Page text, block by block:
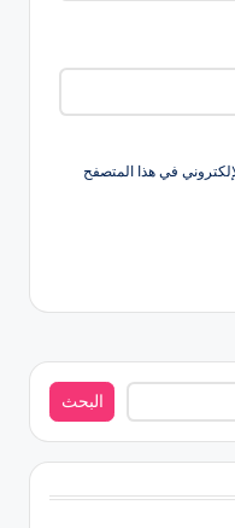
في هذا المتصفح
البحث